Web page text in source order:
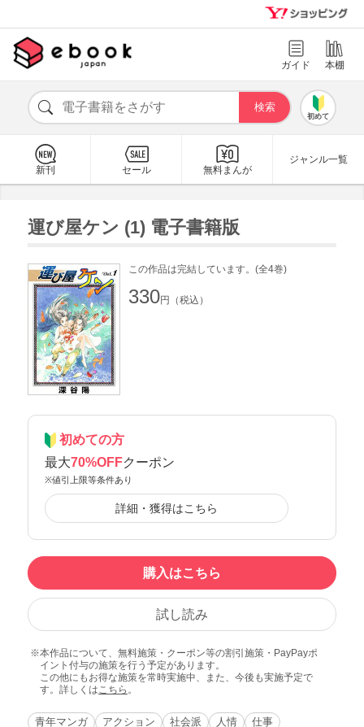
ガイド 本棚
初めて
新刊 セール 無料まんが
ジャンル一覧
運び屋ケン (1) 電子書籍版
この作品は完結しています。(全4巻)
330円（税込）
初めての方
最大70%OFFクーポン
※値引上限等条件あり
詳細・獲得はこちら
購入はこちら
試し読み
本作品について、無料施策・クーポン等の割引施策・PayPayポ
イント付与の施策を行う予定があります。
この他にもお得な施策を常時実施中、また、今後も実施予定で
す。詳しくはこちら 。
青年マンガ アクション 社会派 人情 仕事